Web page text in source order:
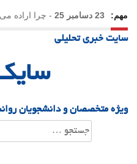
مهم: 23 دسامبر 25 - چرا اراده
21 دسامبر 25
سایت خبری تحلیلی
ویژه متخصصان و دانشجویان
جستجو
برای: